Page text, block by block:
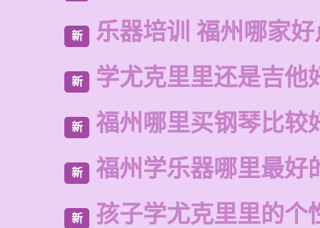
新 乐器培训 福州哪家
新 学尤克里里还是吉他
新 福州哪里买钢琴比较
新 福州学乐器哪里最好
新 孩子学尤克里里的个